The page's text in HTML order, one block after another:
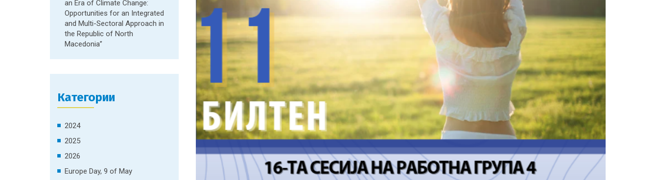
an Era of Climate Change:
Opportunities for an Integrated
and Multi-Sectoral Approach in
the Republic of North
Macedonia”
Категории
2024
2025
2026
Europe Day, 9 of May